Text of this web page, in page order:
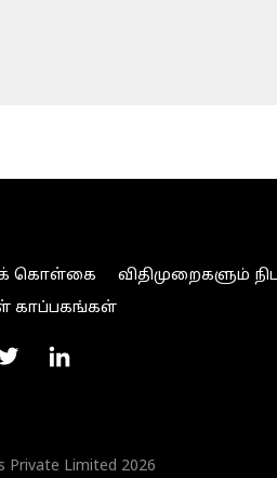
கொள்கை விதிமுறைகளும்
காப்பகங்கள்
Private Limited 2026